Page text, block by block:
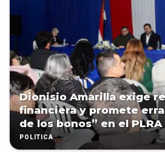
Dionisio Amarilla exige
financiera y promete
de los bonos” en el PLRA
POLÍTICA